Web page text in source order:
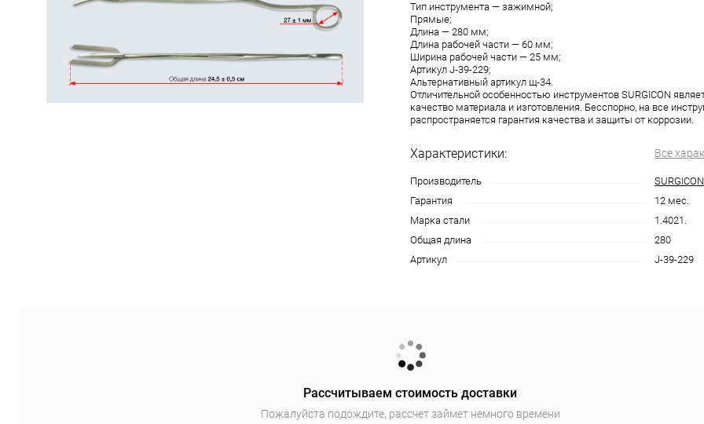
Тип инструмента — зажимной;
Прямые;
Длина — 280 мм;
Длина рабочей части — 60 мм;
Ширина рабочей части — 25 мм;
Aртикул J-39-229;
Aльтернативный артикул щ-34.
Отличительной особенностью инструментов SURGICON
качество материала и изготовления. Бесспорно, на все
распространяется гарантия качества и защиты от коррозии.
Характеристики: Все
Производитель
SURGICON
Гарантия
12 мес.
Марка стали
1.4021.
Общая длина
280
Артикул
J-39-229
Рассчитываем стоимость доставки
Пожалуйста подождите, рассчет займет немного времени